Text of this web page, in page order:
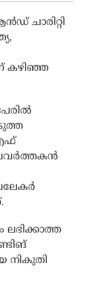
ചാരിറ്റി
കഴിഞ്ഞ
ലഭിക്കാത്ത
നികുതി